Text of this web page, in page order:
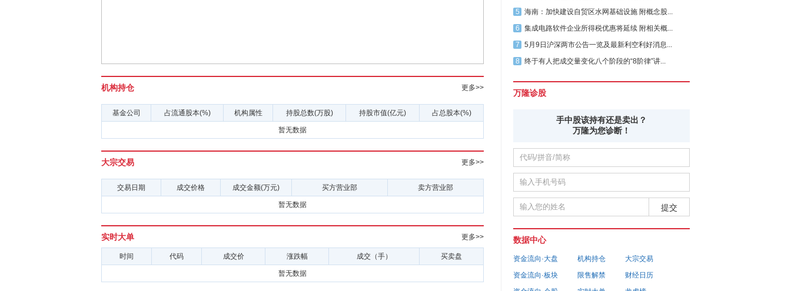
机构持仓 更多>>
基金公司 占流通股本(%) 机构属性 持股总数(万股) 持股市值(亿元) 占总股本(%)
暂无数据
大宗交易 更多>>
交易日期 成交价格 成交金额(万元) 买方营业部 卖方营业部
暂无数据
实时大单 更多>>
时间 代码 成交价 涨跌幅 成交（手） 买卖盘
暂无数据
5
海南：加快建设自贸区水网基础设施 附概念股...
6
集成电路软件企业所得税优惠将延续 附相关概...
7
5月9日沪深两市公告一览及最新利空利好消息...
8
终于有人把成交量变化八个阶段的“8阶律”讲...
万隆诊股
手中股该持有还是卖出？
万隆为您诊断！
数据中心
资金流向·大盘 机构持仓
大宗交易
资金流向·板块
限售解禁
财经日历